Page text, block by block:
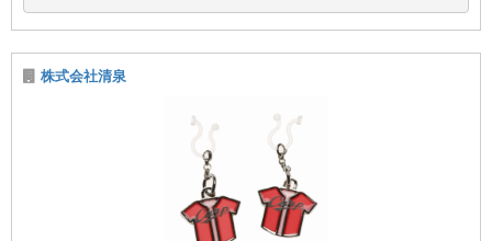
株式会社清泉